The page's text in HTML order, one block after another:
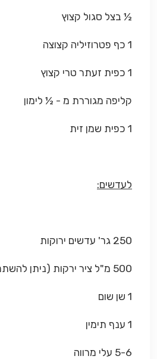
½ בצל סגול קצוץ
1 כף פטרוזיליה קצוצה
1 כפית זעתר טרי קצוץ
קליפה מגוררת מ - ½ לימון
1 כפית שמן זית
לעדשים:
250 גר' עדשים ירוקות
500 מ"ל ציר ירקות (ניתן להשתמש במים במקום)
1 שן שום
1 ענף תימין
5-6 עלי מרווה